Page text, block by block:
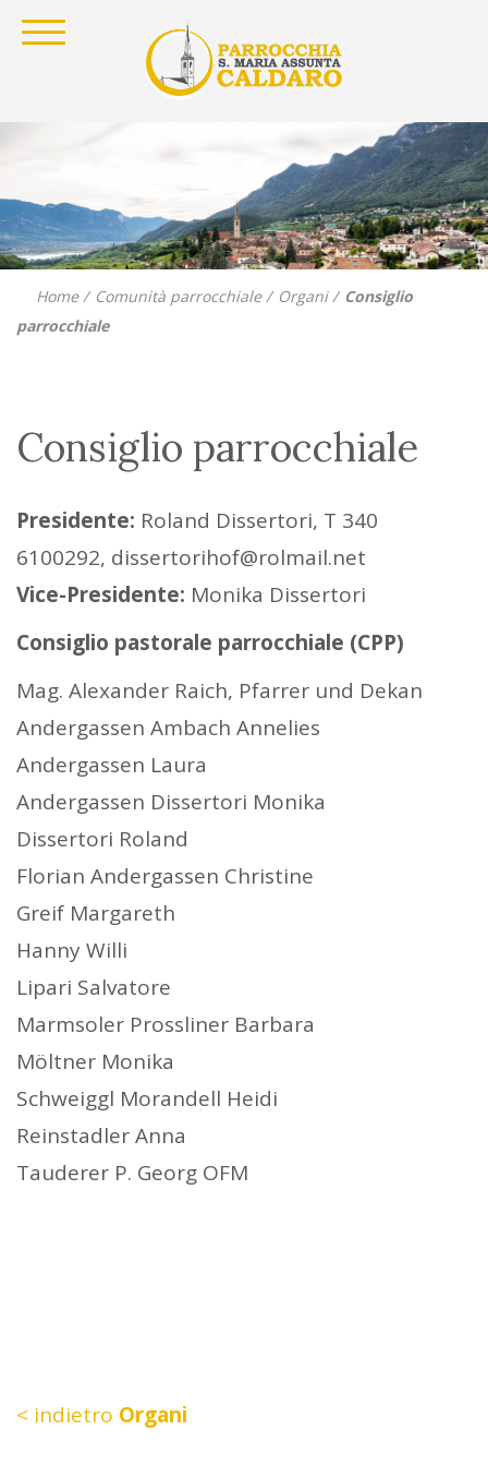
Home Comunità parrocchiale Organi
Consiglio
parrocchiale
Consiglio parrocchiale
Presidente: Roland Dissertori, T 340
6100292, dissertorihof@rolmail.net
Vice-Presidente: Monika Dissertori
Consiglio pastorale parrocchiale (CPP)
Mag. Alexander Raich, Pfarrer und Dekan
Andergassen Ambach Annelies
Andergassen Laura
Andergassen Dissertori Monika
Dissertori Roland
Florian Andergassen Christine
Greif Margareth
Hanny Willi
Lipari Salvatore
Marmsoler Prossliner Barbara
Möltner Monika
Schweiggl Morandell Heidi
Reinstadler Anna
Tauderer P. Georg OFM
< indietro Organi